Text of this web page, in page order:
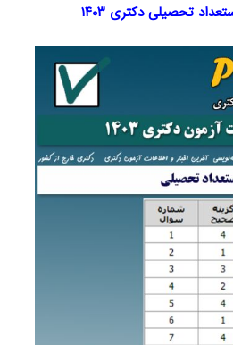
تحصیلی دکتری ۱۴۰۳